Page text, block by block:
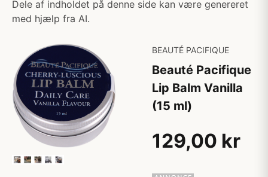
Dele af indholdet på denne side kan være genereret
med hjælp fra AI.
BEAUTÉ PACIFIQUE
Beauté Pacifique
Lip Balm Vanilla
(15 ml)
129,00 kr